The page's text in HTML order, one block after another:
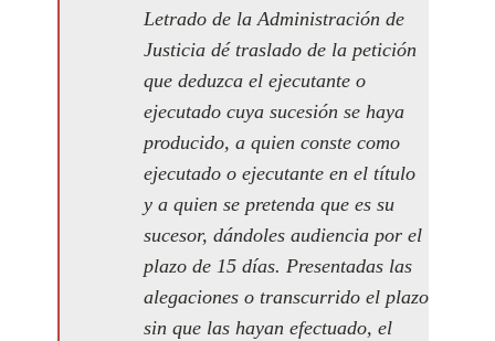
Letrado de la Administración de
Justicia dé traslado de la petición
que deduzca el ejecutante o
ejecutado cuya sucesión se haya
producido, a quien conste como
ejecutado o ejecutante en el título
y a quien se pretenda que es su
sucesor, dándoles audiencia por el
plazo de 15 días. Presentadas las
alegaciones o transcurrido el plazo
sin que las hayan efectuado, el